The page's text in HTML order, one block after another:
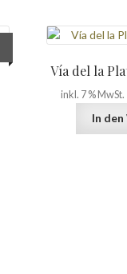
Vía del la
inkl. 7 % MwSt.
In